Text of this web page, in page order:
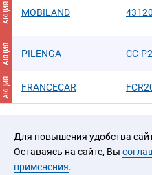
Для повышения удобства
Оставаясь на сайте, Вы
применения.
АКЦИЯ MOBILAND
АКЦИЯ PILENGA CC-
АКЦИЯ FRANCECAR